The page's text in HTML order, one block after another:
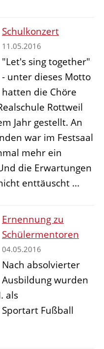
Schulkonzert
11.05.2016
"Let's sing together"
- unter dieses Motto
hatten die Chöre
Rottweil
Jahr gestellt. An
war im Festsaal
mehr ein
die Erwartungen
enttäuscht ...
Ernennung zu
Schülermentoren
04.05.2016
Nach absolvierter
Ausbildung wurden
als
Fußball